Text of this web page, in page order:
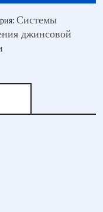
Системы
джинсовой